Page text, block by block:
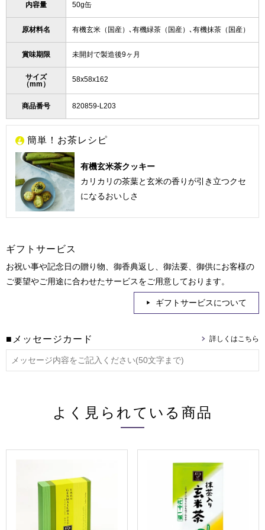
内容量 50g缶
原材料名 有機玄米（国産）､有機緑茶（国産）､有機抹茶（国産）
賞味期限 未開封で製造後9ヶ月
サイズ
（mm）
58x58x162
商品番号 820859-L203
簡単！お茶レシピ
有機玄米茶クッキー
カリカリの茶葉と玄米の香りが引き立つクセ
になるおいしさ
ギフトサービス
お祝い事や記念日の贈り物、御香典返し、御法要、御供にお客様の
ご要望やご用途に合わせたサービスをご用意しております。
ギフトサービスについて
■メッセージカード
よく見られている商品